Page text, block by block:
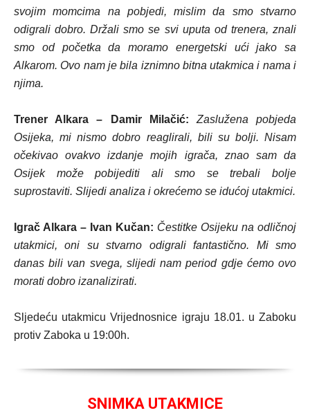
svojim momcima na pobjedi, mislim da smo stvarno
odigrali dobro. Držali smo se svi uputa od trenera, znali
smo od početka da moramo energetski ući jako sa
Alkarom. Ovo nam je bila iznimno bitna utakmica i nama i
njima.
Trener Alkara – Damir Milačić:
Zaslužena pobjeda
Osijeka, mi nismo dobro reaglirali, bili su bolji. Nisam
očekivao ovakvo izdanje mojih igrača, znao sam da
Osijek može pobijediti ali smo se trebali bolje
suprostaviti. Slijedi analiza i okrećemo se idućoj utakmici.
Igrač Alkara – Ivan Kučan: Čestitke Osijeku na odličnoj
utakmici, oni su stvarno odigrali fantastično. Mi smo
danas bili van svega, slijedi nam period gdje ćemo ovo
morati dobro izanalizirati.
Sljedeću utakmicu Vrijednosnice igraju 18.01. u Zaboku
protiv Zaboka u 19:00h.
SNIMKA UTAKMICE